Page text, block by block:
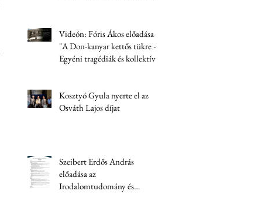
Videón: Fóris Ákos előadása
"A Don-kanyar kettős tükre –
Egyéni tragédiák és kollektív
Kosztyó Gyula nyerte el az
Osváth Lajos díjat
Szeibert Erdős András
előadása az
Irodalomtudomány és